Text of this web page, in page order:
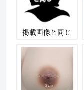
掲載画像と同じ